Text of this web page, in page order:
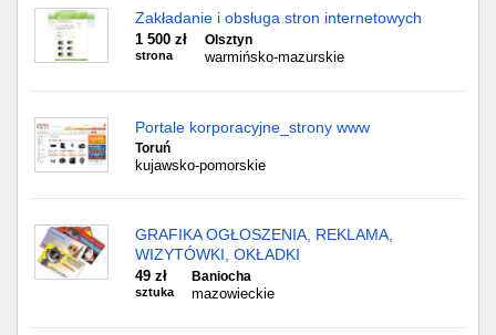
Zakładanie i obsługa stron internetowych
1 500 zł
strona
Olsztyn
warmińsko-mazurskie
Portale korporacyjne_strony www
Toruń
kujawsko-pomorskie
GRAFIKA OGŁOSZENIA, REKLAMA,
WIZYTÓWKI, OKŁADKI
49 zł
sztuka
Baniocha
mazowieckie